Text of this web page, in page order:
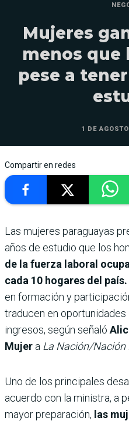
Mujeres
menos que
pese a
1 DE
Compartir en redes
Las mujeres paraguayas
años de estudio que los
de la fuerza laboral
cada 10 hogares del país.
en formación y
traducen en
ingresos, según señaló
Mujer a La Nación/Nación
Uno de los principales
acuerdo con la ministra, a
mayor preparación, las